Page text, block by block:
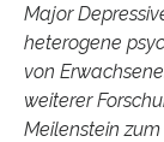
Major
heterogene
von
weiterer
Meilenstein